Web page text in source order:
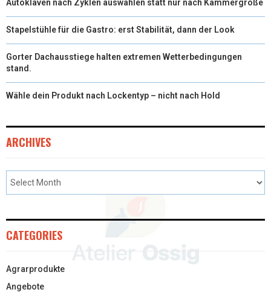
Autoklaven nach Zyklen auswählen statt nur nach Kammergröße
Stapelstühle für die Gastro: erst Stabilität, dann der Look
Gorter Dachausstiege halten extremen Wetterbedingungen
stand.
Wähle dein Produkt nach Lockentyp – nicht nach Hold
ARCHIVES
CATEGORIES
Agrarprodukte
Angebote